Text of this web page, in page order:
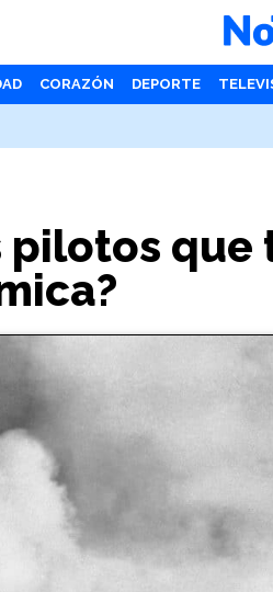
CORAZÓN DEPORTE
pilotos